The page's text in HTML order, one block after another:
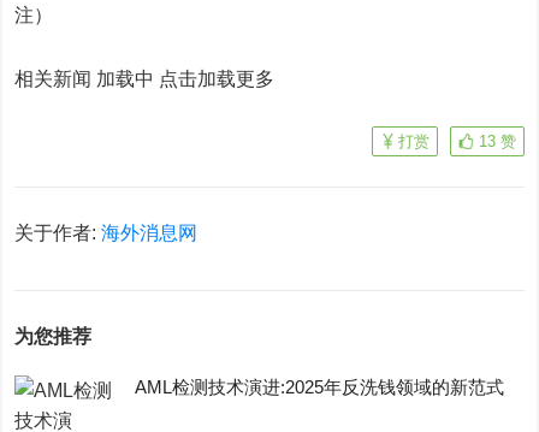
注）
相关新闻 加载中 点击加载更多
13 赞
打赏
关于作者:海外消息网
为您推荐
AML检测技术演进:2025年反洗钱领域的新范式